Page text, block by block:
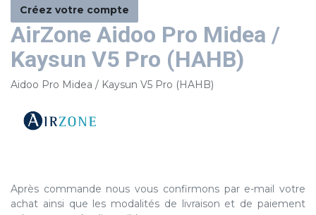
Créez votre compte
AirZone Aidoo Pro Midea /
Kaysun V5 Pro (HAHB)
Aidoo Pro Midea / Kaysun V5 Pro (HAHB)
Après commande nous vous confirmons par e-mail votre
achat ainsi que les modalités de livraison et de paiement